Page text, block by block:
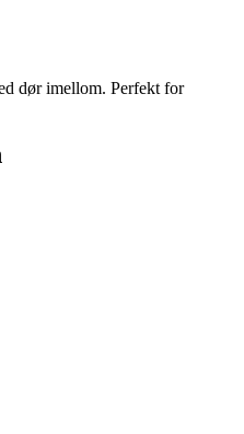
dør imellom. Perfekt for